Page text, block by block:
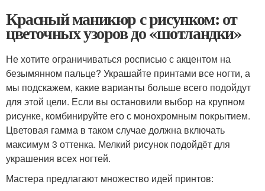
Красный маникюр с рисунком: от
цветочных узоров до «шотландки»
Не хотите ограничиваться росписью с акцентом на
безымянном пальце? Украшайте принтами все ногти, а
мы подскажем, какие варианты больше всего подойдут
для этой цели. Если вы остановили выбор на крупном
рисунке, комбинируйте его с монохромным покрытием.
Цветовая гамма в таком случае должна включать
максимум 3 оттенка. Мелкий рисунок подойдёт для
украшения всех ногтей.
Мастера предлагают множество идей принтов: